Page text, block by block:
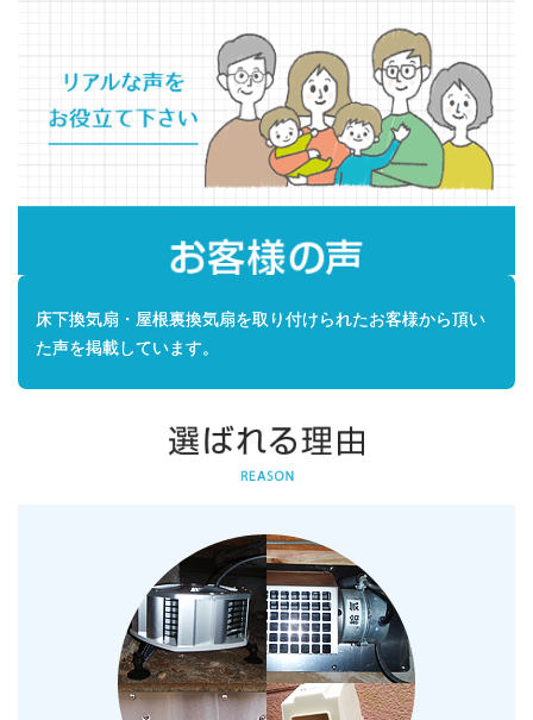
床下換気扇・屋根裏換気扇を取り付けられたお客様から頂い
た声を掲載しています。